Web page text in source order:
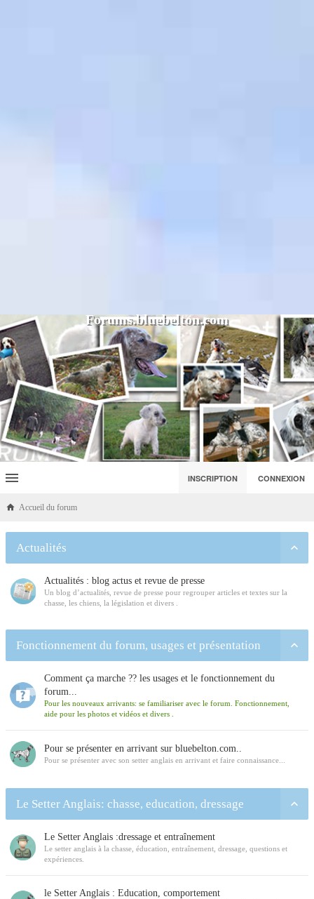
Forums.bluebelton.com
INSCRIPTION CONNEXION
Accueil du forum
Actualités
Actualités : blog actus et revue de presse
Un blog d’actualités, revue de presse pour regrouper articles et textes sur la
chasse, les chiens, la législation et divers .
Fonctionnement du forum, usages et présentation
Comment ça marche ?? les usages et le fonctionnement du
forum...
Pour les nouveaux arrivants: se familiariser avec le forum. Fonctionnement,
aide pour les photos et vidéos et divers .
Pour se présenter en arrivant sur bluebelton.com..
Pour se présenter avec son setter anglais en arrivant et faire connaissance...
Le Setter Anglais: chasse, education, dressage
Le Setter Anglais :dressage et entraînement
Le setter anglais à la chasse, éducation, entraînement, dressage, questions et
expériences.
le Setter Anglais : Education, comportement